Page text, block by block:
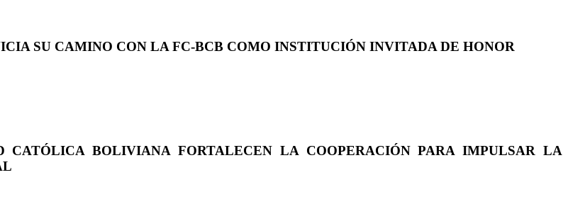
SU CAMINO CON LA FC-BCB COMO INSTITUCIÓN INVITADA DE HONOR
BOLIVIANA FORTALECEN LA COOPERACIÓN PARA IMPULSAR LA